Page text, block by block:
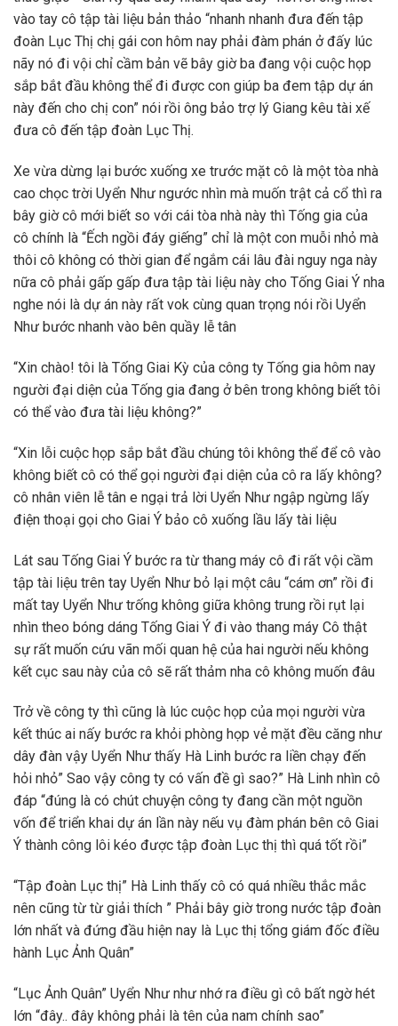
vào tay cô tập tài liệu bản thảo “nhanh nhanh đưa đến tập
đoàn Lục Thị chị gái con hôm nay phải đàm phán ở đấy lúc
nãy nó đi vội chỉ cầm bản vẽ bây giờ ba đang vội cuộc họp
sắp bắt đầu không thể đi được con giúp ba đem tập dự án
này đến cho chị con” nói rồi ông bảo trợ lý Giang kêu tài xế
đưa cô đến tập đoàn Lục Thị.
Xe vừa dừng lại bước xuống xe trước mặt cô là một tòa nhà
cao chọc trời Uyển Như ngước nhìn mà muốn trật cả cổ thì ra
bây giờ cô mới biết so với cái tòa nhà này thì Tống gia của
cô chính là “Ếch ngồi đáy giếng” chỉ là một con muỗi nhỏ mà
thôi cô không có thời gian để ngắm cái lâu đài nguy nga này
nữa cô phải gấp gấp đưa tập tài liệu này cho Tống Giai Ý nha
nghe nói là dự án này rất vok cùng quan trọng nói rồi Uyển
Như bước nhanh vào bên quầy lễ tân
“Xin chào! tôi là Tống Giai Kỳ của công ty Tống gia hôm nay
người đại diện của Tống gia đang ở bên trong không biết tôi
có thể vào đưa tài liệu không?”
“Xin lỗi cuộc họp sắp bắt đầu chúng tôi không thể để cô vào
không biết cô có thể gọi người đại diện của cô ra lấy không?
cô nhân viên lễ tân e ngại trả lời Uyển Như ngập ngừng lấy
điện thoại gọi cho Giai Ý bảo cô xuống lầu lấy tài liệu
Lát sau Tống Giai Ý bước ra từ thang máy cô đi rất vội cầm
tập tài liệu trên tay Uyển Như bỏ lại một câu “cám ơn” rồi đi
mất tay Uyển Như trống không giữa không trung rồi rụt lại
nhìn theo bóng dáng Tống Giai Ý đi vào thang máy Cô thật
sự rất muốn cứu vãn mối quan hệ của hai người nếu không
kết cục sau này của cô sẽ rất thảm nha cô không muốn đâu
Trở về công ty thì cũng là lúc cuộc họp của mọi người vừa
kết thúc ai nấy bước ra khỏi phòng họp vẻ mặt đều căng như
dây đàn vậy Uyển Như thấy Hà Linh bước ra liền chạy đến
hỏi nhỏ” Sao vậy công ty có vấn đề gì sao?” Hà Linh nhìn cô
đáp “đúng là có chút chuyện công ty đang cần một nguồn
vốn để triển khai dự án lần này nếu vụ đàm phán bên cô Giai
Ý thành công lôi kéo được tập đoàn Lục thị thì quá tốt rồi”
“Tập đoàn Lục thị” Hà Linh thấy cô có quá nhiều thắc mắc
nên cũng từ từ giải thích ” Phải bây giờ trong nước tập đoàn
lớn nhất và đứng đầu hiện nay là Lục thị tổng giám đốc điều
hành Lục Ảnh Quân”
“Lục Ảnh Quân” Uyển Như như nhớ ra điều gì cô bất ngờ hét
lớn “đây.. đây không phải là tên của nam chính sao”